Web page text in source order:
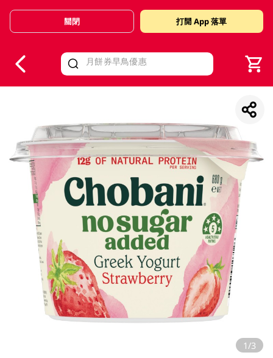
Valid Until 30 June 2026
關閉 打開 App 落單
1/3